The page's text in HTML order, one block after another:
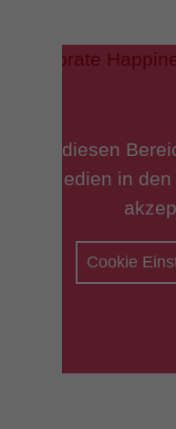
Für diesen
Medien in
Cookie